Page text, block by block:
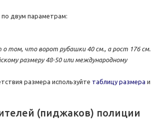
двум параметрам:
о том, что ворот рубашки 40 см., а рост 176 см.
размеру 48-50 или международному
размера используйте таблицу размера и
(пиджаков) полиции